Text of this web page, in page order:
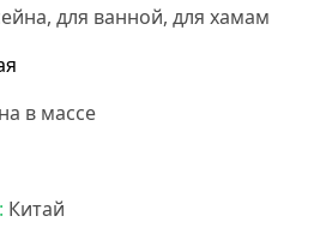
для ванной, для хамам
в массе
Китай